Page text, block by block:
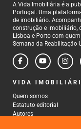
A Vida Imobiliária é a
Portugal. Uma
de imobiliário.
construção e imobiliário,
Lisboa e Porto com
Semana da Reabilitação
VIDA
Quem somos
Estatuto editorial
Autores